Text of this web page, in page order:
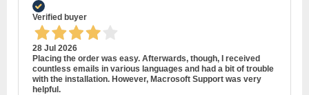
Verified buyer
28 Jul 2026
Placing the order was easy. Afterwards, though, I received
countless emails in various languages and had a bit of trouble
with the installation. However, Macrosoft Support was very
helpful.